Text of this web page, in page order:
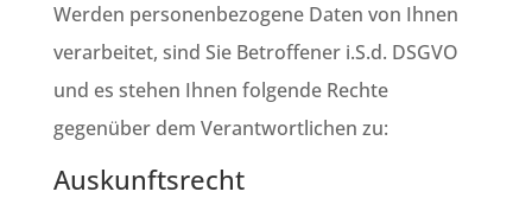
Werden personenbezogene Daten von Ihnen
verarbeitet, sind Sie Betroffener i.S.d. DSGVO
und es stehen Ihnen folgende Rechte
gegenüber dem Verantwortlichen zu:
Auskunftsrecht